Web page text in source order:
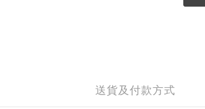
送貨及付款方式